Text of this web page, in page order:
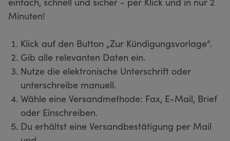
Minuten!
Klick auf den Button „Zur Kündigungsvorlage“.
Gib alle relevanten Daten ein.
Nutze die elektronische Unterschrift oder
unterschreibe manuell.
Wähle eine Versandmethode: Fax, E-Mail, Brief
oder Einschreiben.
Du erhältst eine Versandbestätigung per Mail